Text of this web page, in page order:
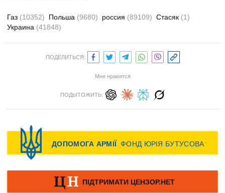
Газ (10352) Польша (9680) россия (89109) Стасяк (1)
Украина (41848)
ПОДЕЛИТЬСЯ:
Мне нравится
ПОДЫТОЖИТЬ: